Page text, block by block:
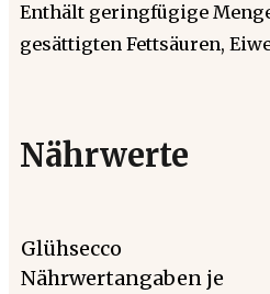
Enthält geringfügige
gesättigten Fettsäuren,
Nährwerte
Glühsecco
Nährwertangaben je